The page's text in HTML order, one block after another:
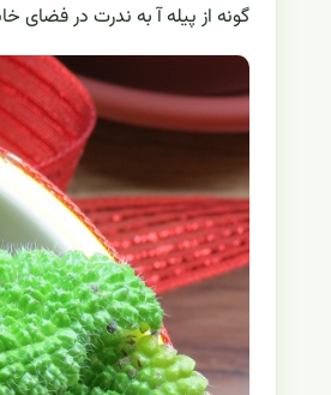
گونه از پیله آ به ندرت در فضای